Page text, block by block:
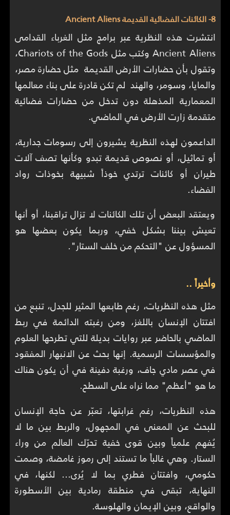
8- الكائنات الفضائية القديمة Ancient Aliens
انتشرت هذه النظرية عبر برامج مثل الغرباء القدامى
Ancient Aliens وكتب مثل Chariots of the Gods،
وتقول بأن حضارات الأرض القديمة مثل حضارة مصر،
والمايا، وسومر، والهند لم تكن قادرة على بناء معالمها
المعمارية المذهلة دون تدخل من حضارات فضائية
متقدمة زارت الأرض في الماضي.
الداعمون لهذه النظرية يشيرون إلى رسومات جدارية،
أو تماثيل، أو نصوص قديمة تبدو وكأنها تصف آلات
طيران أو كائنات ترتدي خوذاً شبيهة بخوذات رواد
الفضاء.
ويعتقد البعض أن تلك الكائنات لا تزال تراقبنا، أو أنها
تعيش بيننا بشكل خفي، وربما يكون بعضها هو
المسؤول عن "التحكم من خلف الستار".
وأخيراً ..
مثل هذه النظريات، رغم طابعها المثير للجدل، تنبع من
افتتان الإنسان باللغز، ومن رغبته الدائمة في ربط
الماضي بالحاضر عبر روايات بديلة للتي تطرحها العلوم
والمؤسسات الرسمية. إنها بحث عن الانبهار المفقود
في عصر مادي جاف، ورغبة دفينة في أن يكون هناك
ما هو "أعظم" مما نراه على السطح.
هذه النظريات، رغم غرابتها، تعبّر عن حاجة الإنسان
للبحث عن المعنى في المجهول، والربط بين ما لا
يُفهم علمياً وبين قوى خفية تحرّك العالم من وراء
الستار. وهي غالباً ما تستند إلى رموز غامضة، وصمت
حكومي، وافتتان فطري بما لا يُرى… لكنها، في
النهاية، تبقى في منطقة رمادية بين الأسطورة
والواقع، وبين الإيمان والهلوسة.